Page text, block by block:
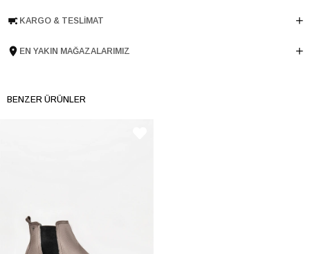
Taban Yüksekliği 1.5 cm
KARGO & TESLIMAT
EN YAKIN MAĞAZALARIMIZ
BENZER ÜRÜNLER